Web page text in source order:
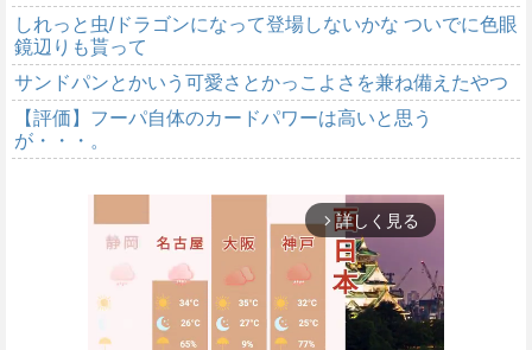
しれっと虫/ドラゴンになって登場しないかな ついでに色眼
鏡辺りも貰って
サンドパンとかいう可愛さとかっこよさを兼ね備えたやつ
【評価】フーパ自体のカードパワーは高いと思う
が・・・。
arrow_forward_ios 詳しく見る